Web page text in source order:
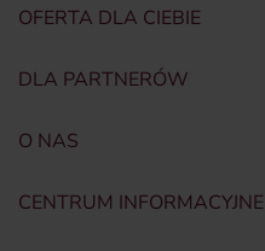
OFERTA DLA CIEBIE
DLA PARTNERÓW
O NAS
CENTRUM INFORMACYJNE